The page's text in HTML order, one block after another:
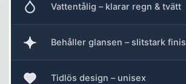
Vattentålig – klarar regn & tvätt
Behåller glansen – slitstark
Tidlös design – unisex